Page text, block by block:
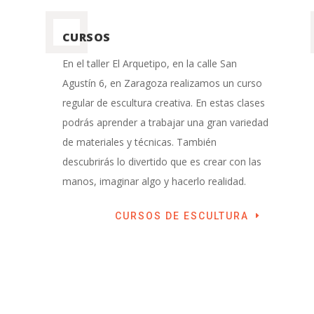
CURSOS
En el taller El Arquetipo, en la calle San
Agustín 6, en Zaragoza realizamos un curso
regular de escultura creativa. En estas clases
podrás aprender a trabajar una gran variedad
de materiales y técnicas. También
descubrirás lo divertido que es crear con las
manos, imaginar algo y hacerlo realidad.
CURSOS DE ESCULTURA